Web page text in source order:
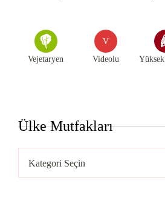
Vejetaryen
V
Videolu
Ülke Mutfakları
Mutfakları